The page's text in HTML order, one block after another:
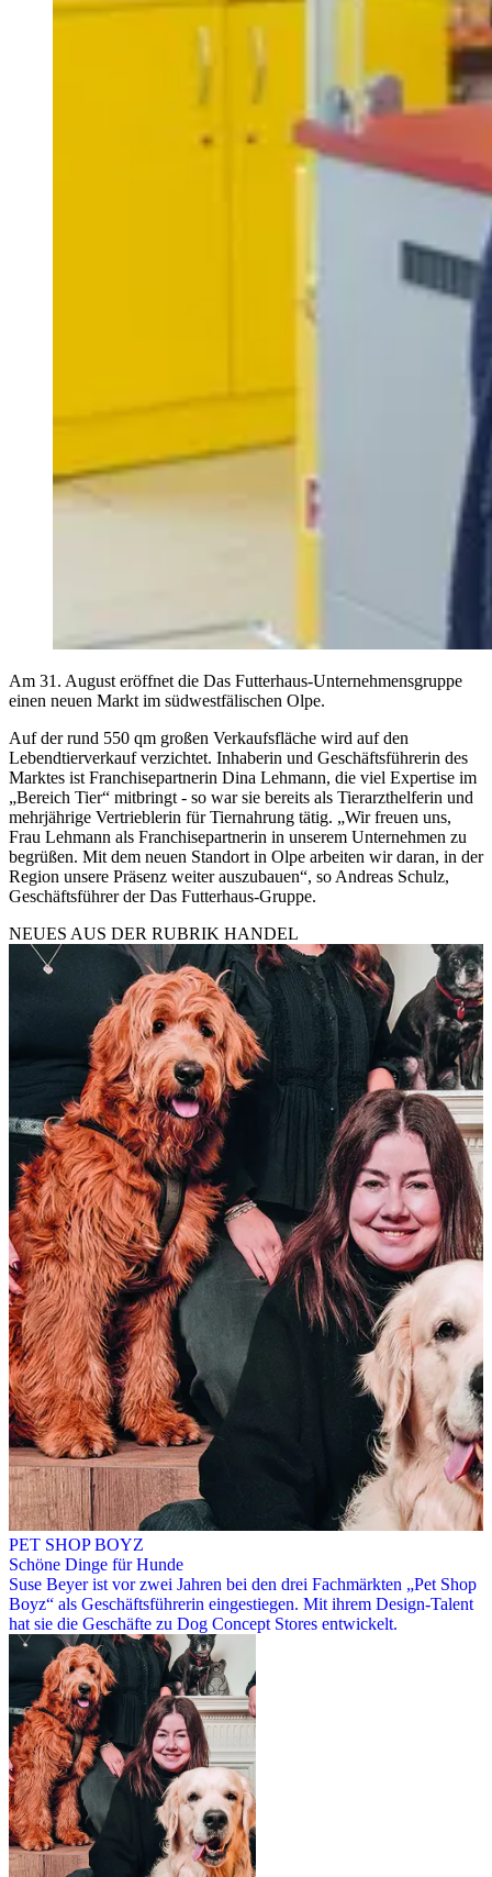
Am 31. August eröffnet die Das Futterhaus-Unternehmensgruppe
einen neuen Markt im südwestfälischen Olpe.
Auf der rund 550 qm großen Verkaufsfläche wird auf den
Lebendtierverkauf verzichtet. Inhaberin und Geschäftsführerin des
Marktes ist Franchisepartnerin Dina Lehmann, die viel Expertise im
„Bereich Tier“ mitbringt - so war sie bereits als Tierarzthelferin und
mehrjährige Vertrieblerin für Tiernahrung tätig. „Wir freuen uns,
Frau Lehmann als Franchisepartnerin in unserem Unternehmen zu
begrüßen. Mit dem neuen Standort in Olpe arbeiten wir daran, in der
Region unsere Präsenz weiter auszubauen“, so Andreas Schulz,
Geschäftsführer der Das Futterhaus-Gruppe.
NEUES AUS DER RUBRIK HANDEL
PET SHOP BOYZ
Schöne Dinge für Hunde
Suse Beyer ist vor zwei Jahren bei den drei Fachmärkten „Pet Shop
Boyz“ als Geschäftsführerin eingestiegen. Mit ihrem Design-Talent
hat sie die Geschäfte zu Dog Concept Stores entwickelt.